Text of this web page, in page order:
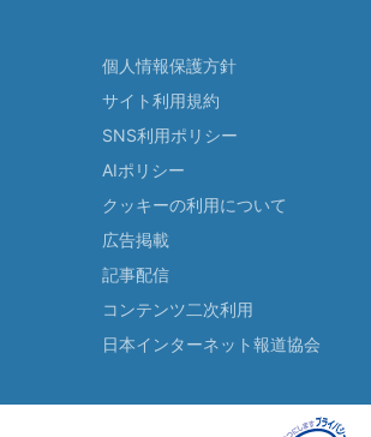
個人情報保護方針
サイト利用規約
SNS利用ポリシー
AIポリシー
クッキーの利用について
広告掲載
記事配信
コンテンツ二次利用
日本インターネット報道協会